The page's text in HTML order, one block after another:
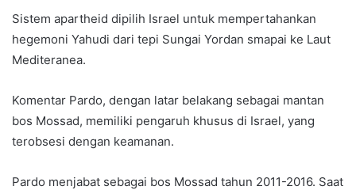
Sistem apartheid dipilih Israel untuk mempertahankan
hegemoni Yahudi dari tepi Sungai Yordan smapai ke Laut
Mediteranea.
Komentar Pardo, dengan latar belakang sebagai mantan
bos Mossad, memiliki pengaruh khusus di Israel, yang
terobsesi dengan keamanan.
Pardo menjabat sebagai bos Mossad tahun 2011-2016. Saat